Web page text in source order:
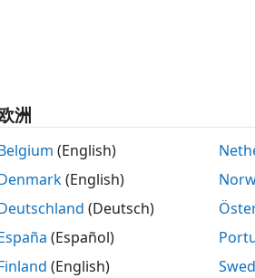
定报告的默认格式和固定内容。模板
创作与内容
样式
洲
(English)
(English)
(Deutsch)
(Español)
(English)